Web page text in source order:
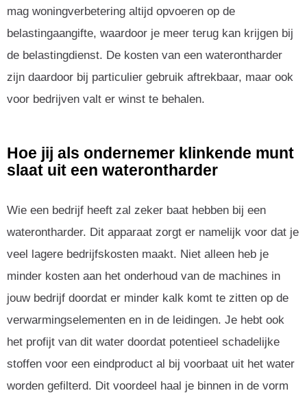
mag woningverbetering altijd opvoeren op de
belastingaangifte, waardoor je meer terug kan krijgen bij
de belastingdienst. De kosten van een waterontharder
zijn daardoor bij particulier gebruik aftrekbaar, maar ook
voor bedrijven valt er winst te behalen.
Hoe jij als ondernemer klinkende munt
slaat uit een waterontharder
Wie een bedrijf heeft zal zeker baat hebben bij een
waterontharder. Dit apparaat zorgt er namelijk voor dat je
veel lagere bedrijfskosten maakt. Niet alleen heb je
minder kosten aan het onderhoud van de machines in
jouw bedrijf doordat er minder kalk komt te zitten op de
verwarmingselementen en in de leidingen. Je hebt ook
het profijt van dit water doordat potentieel schadelijke
stoffen voor een eindproduct al bij voorbaat uit het water
worden gefilterd. Dit voordeel haal je binnen in de vorm